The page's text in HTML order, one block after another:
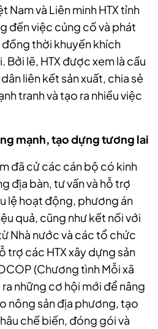
Nam và Liên minh HTX tỉnh
đến việc củng cố và phát
đồng thời khuyến khích
Bởi lẽ, HTX được xem là cầu
liên kết sản xuất, chia sẻ
tranh và tạo ra nhiều việc
mạnh, tạo dựng tương lai
đã cử các cán bộ có kinh
địa bàn, tư vấn và hỗ trợ
lệ hoạt động, phương án
quả, cũng như kết nối với
Nhà nước và các tổ chức
trợ các HTX xây dựng sản
(Chương tình Mỗi xã
những cơ hội mới để nâng
nông sản địa phương, tạo
chế biến, đóng gói và